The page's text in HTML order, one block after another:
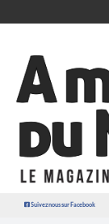
Suivez nous sur Facebook